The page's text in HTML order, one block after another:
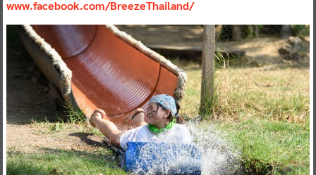
www.facebook.com/BreezeThailand/